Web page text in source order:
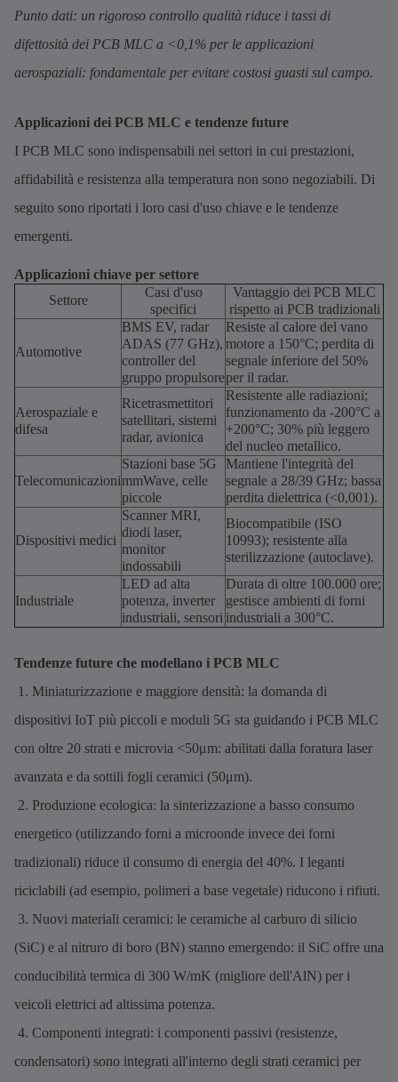
Punto dati: un rigoroso controllo qualità riduce i tassi di
difettosità dei PCB MLC a <0,1% per le applicazioni
aerospaziali: fondamentale per evitare costosi guasti sul campo.
Applicazioni dei PCB MLC e tendenze future
I PCB MLC sono indispensabili nei settori in cui prestazioni,
affidabilità e resistenza alla temperatura non sono negoziabili. Di
seguito sono riportati i loro casi d'uso chiave e le tendenze
emergenti.
Applicazioni chiave per settore
Settore
Casi d'uso
specifici
Vantaggio dei PCB MLC
rispetto ai PCB tradizionali
Automotive
BMS EV, radar
ADAS (77 GHz),
controller del
gruppo propulsore
Resiste al calore del vano
motore a 150°C; perdita di
segnale inferiore del 50%
per il radar.
Aerospaziale e
difesa
Ricetrasmettitori
satellitari, sistemi
radar, avionica
Resistente alle radiazioni;
funzionamento da -200°C a
+200°C; 30% più leggero
del nucleo metallico.
Telecomunicazioni
Stazioni base 5G
mmWave, celle
piccole
Mantiene l'integrità del
segnale a 28/39 GHz; bassa
perdita dielettrica (<0,001).
Dispositivi medici
Scanner MRI,
diodi laser,
monitor
indossabili
Biocompatibile (ISO
10993); resistente alla
sterilizzazione (autoclave).
Industriale
LED ad alta
potenza, inverter
industriali, sensori
Durata di oltre 100.000 ore;
gestisce ambienti di forni
industriali a 300°C.
Tendenze future che modellano i PCB MLC
1. Miniaturizzazione e maggiore densità: la domanda di
dispositivi IoT più piccoli e moduli 5G sta guidando i PCB MLC
con oltre 20 strati e microvia <50μm: abilitati dalla foratura laser
avanzata e da sottili fogli ceramici (50μm).
2. Produzione ecologica: la sinterizzazione a basso consumo
energetico (utilizzando forni a microonde invece dei forni
tradizionali) riduce il consumo di energia del 40%. I leganti
riciclabili (ad esempio, polimeri a base vegetale) riducono i rifiuti.
3. Nuovi materiali ceramici: le ceramiche al carburo di silicio
(SiC) e al nitruro di boro (BN) stanno emergendo: il SiC offre una
conducibilità termica di 300 W/mK (migliore dell'AlN) per i
veicoli elettrici ad altissima potenza.
4. Componenti integrati: i componenti passivi (resistenze,
condensatori) sono integrati all'interno degli strati ceramici per